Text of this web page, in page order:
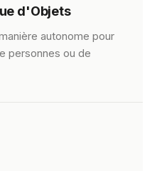
d'Objets
autonome pour
personnes ou de